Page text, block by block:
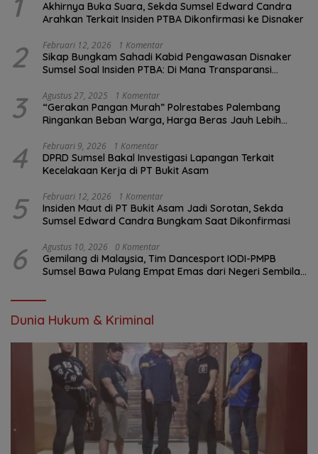
Akhirnya Buka Suara, Sekda Sumsel Edward Candra
Arahkan Terkait Insiden PTBA Dikonfirmasi ke Disnaker
2 Februari 12, 2026 1 Komentar
Sikap Bungkam Sahadi Kabid Pengawasan Disnaker
Sumsel Soal Insiden PTBA: Di Mana Transparansi
3 Agustus 27, 2025 1 Komentar
“Gerakan Pangan Murah” Polrestabes Palembang
Ringankan Beban Warga, Harga Beras Jauh Lebih
4 Februari 9, 2026 1 Komentar
DPRD Sumsel Bakal Investigasi Lapangan Terkait
Kecelakaan Kerja di PT Bukit Asam
5 Februari 12, 2026 1 Komentar
Insiden Maut di PT Bukit Asam Jadi Sorotan, Sekda
Sumsel Edward Candra Bungkam Saat Dikonfirmasi
6 Agustus 10, 2026 0 Komentar
Gemilang di Malaysia, Tim Dancesport IODI-PMPB
Sumsel Bawa Pulang Empat Emas dari Negeri Sembilan
Dunia Hukum & Kriminal